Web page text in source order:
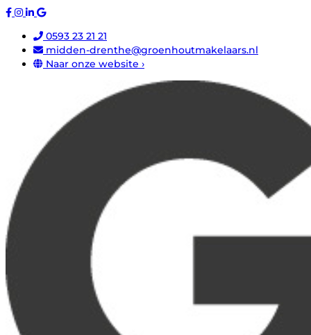
0593 23 21 21
midden-drenthe@groenhoutmakelaars.nl
Naar onze website ›